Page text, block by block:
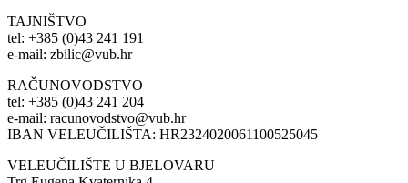
TAJNIŠTVO
tel: +385 (0)43 241 191
e-mail: zbilic@vub.hr
RAČUNOVODSTVO
tel: +385 (0)43 241 204
e-mail: racunovodstvo@vub.hr
IBAN VELEUČILIŠTA: HR2324020061100525045
VELEUČILIŠTE U BJELOVARU